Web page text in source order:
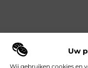
Uw
Wij gebruiken cookies en